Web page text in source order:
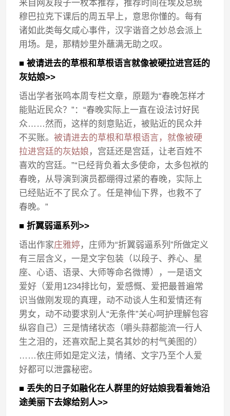
来自网友段子一枚本推荐，推荐时间在埃及总统
穆巴拉克下课后的周五早上，意思你懂的。每有
诸如此类每攵咸心事件，汉字谐音之妙总会派上
用场。是，那精妙里外蘸满无助之叹。
■ 被请进去的草根和草根语言就像被硬拉进宫廷的
灰姑娘>>
语出学者张鸣本周专栏文章，原题为“春晚怎样才
能贴近民众？”：“春晚实际上一直在设法讨好民
众……然而，这样的刻意贴近，被贴近的民众并
不买账。被请进去的草根和草根语言，就像被硬
拉进宫廷的灰姑娘 ，宫廷还是宫廷，让老百姓不
喜欢的宫廷。”“已经背负着太多使命，太多包袱的
春晚，从导演到演员都绷得过紧的春晚，实际上
已经贴近不了民众了。任是神仙下界，也救不了
春晚。”
■ 折翼弱逼系列>>
语出作家庄雅婷，庄师为“折翼弱逼系列”所做定义
有三层含义，一是文字包装（以段子、养心、星
座、心语、语录、大师等命名微博），一是语文
爱好（爱用1234排比句，爱感慨、爱把最普遍常
识当做刚发现的真理，动不动谈人生和爱情还有
男女，动不动要求别人“无条件”关心呵护理解包容
纵容自己）三是情绪状态（嚼头蒜都能流一行人
生之泪的，还喜欢配上莫名其妙的村气美图的）
……依庄师如是定义法，情绪、文字乃至个人爱
好都可以泄露秘密。
■ 丢失的日子如融化在人群里的好姑娘我看着她沿
途美丽下去嫁给别人>>